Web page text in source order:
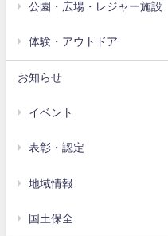
公園・広場・レジャー施設
体験・アウトドア
お知らせ
イベント
表彰・認定
地域情報
国土保全